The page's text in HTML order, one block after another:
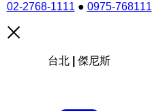
02-2768-1111 ● 0975-768111
台北 | 傑尼斯